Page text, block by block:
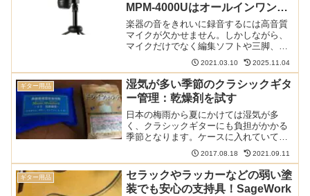
MPM-4000Uはオールインワンの
高音質マイク
楽器の音をきれいに録音するには高音質
マイクが欠かせません。しかしながら、
マイクだけでなく編集ソフトや三脚、ケ
ーブルなど、いろいろなものをそろえな
くてはならないのは面倒ですし、相性が
などがある場合もあります。marantz
Professio...
2021.03.10 2025.11.04
ギター用品
湿気が多い季節のクラシックギタ
ー管理：乾燥剤を試す
日本の梅雨から夏にかけては湿気が多
く、クラシックギターにも負担がかかる
季節となります。ケースに入れていても
湿気がこもるので乾燥剤をミュージック
モイスチャーやDr. DRYにしてみました。
これまで使っていたドライフォルテより
も良いものでしょう...
2017.08.18 2021.09.11
ギター用品
セラックやラッカーなどの弱い塗
装でも安心の支持具！SageWork